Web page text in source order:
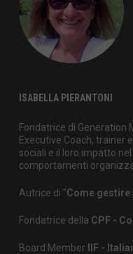
ISABELLA PIERANTONI
Fondatrice di Generation
Executive Coach, trainer
sociali e il loro impatto
comportamenti
Autrice di "Come gestire
Fondatrice della CPF -
Board Member IIF -